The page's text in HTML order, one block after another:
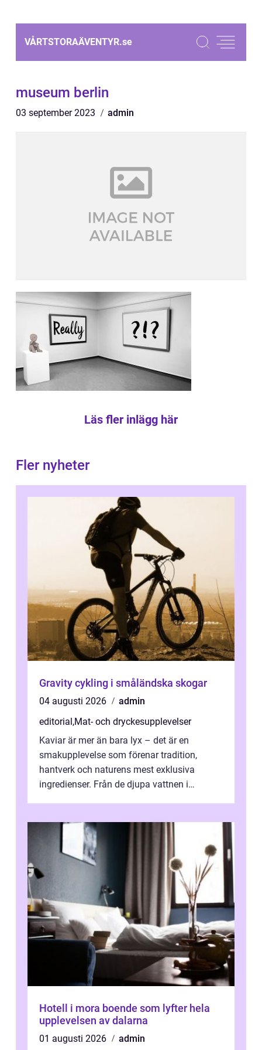
VÅRTSTORAÄVENTYR.se
museum berlin
03 september 2023 admin
Läs fler inlägg här
Fler nyheter
Gravity cykling i småländska skogar
04 augusti 2026
admin
editorial,Mat- och dryckesupplevelser
Kaviar är mer än bara lyx – det är en
smakupplevelse som förenar tradition,
hantverk och naturens mest exklusiva
ingredienser. Från de djupa vattnen i
Hotell i mora boende som lyfter hela
upplevelsen av dalarna
01 augusti 2026 admin